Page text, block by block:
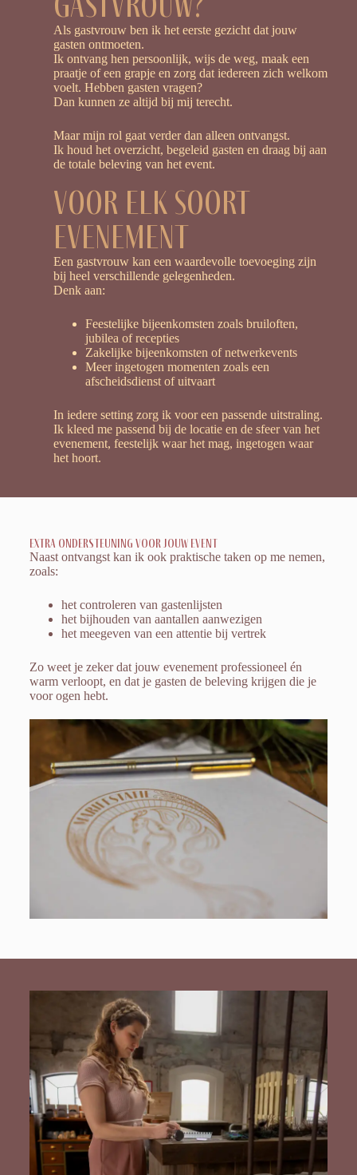
Als gastvrouw ben ik het eerste gezicht dat jouw
gasten ontmoeten.
Ik ontvang hen persoonlijk, wijs de weg, maak een
praatje of een grapje en zorg dat iedereen zich welkom
voelt. Hebben gasten vragen?
Dan kunnen ze altijd bij mij terecht.
Maar mijn rol gaat verder dan alleen ontvangst.
Ik houd het overzicht, begeleid gasten en draag bij aan
de totale beleving van het event.
Voor elk soort
evenement
Een gastvrouw kan een waardevolle toevoeging zijn
bij heel verschillende gelegenheden.
Denk aan:
Feestelijke bijeenkomsten zoals bruiloften,
jubilea of recepties
Zakelijke bijeenkomsten of netwerkevents
Meer ingetogen momenten zoals een
afscheidsdienst of uitvaart
In iedere setting zorg ik voor een passende uitstraling.
Ik kleed me passend bij de locatie en de sfeer van het
evenement, feestelijk waar het mag, ingetogen waar
het hoort.
Extra ondersteuning voor jouw event
Naast ontvangst kan ik ook praktische taken op me nemen,
zoals:
het controleren van gastenlijsten
het bijhouden van aantallen aanwezigen
het meegeven van een attentie bij vertrek
Zo weet je zeker dat jouw evenement professioneel én
warm verloopt, en dat je gasten de beleving krijgen die je
voor ogen hebt.